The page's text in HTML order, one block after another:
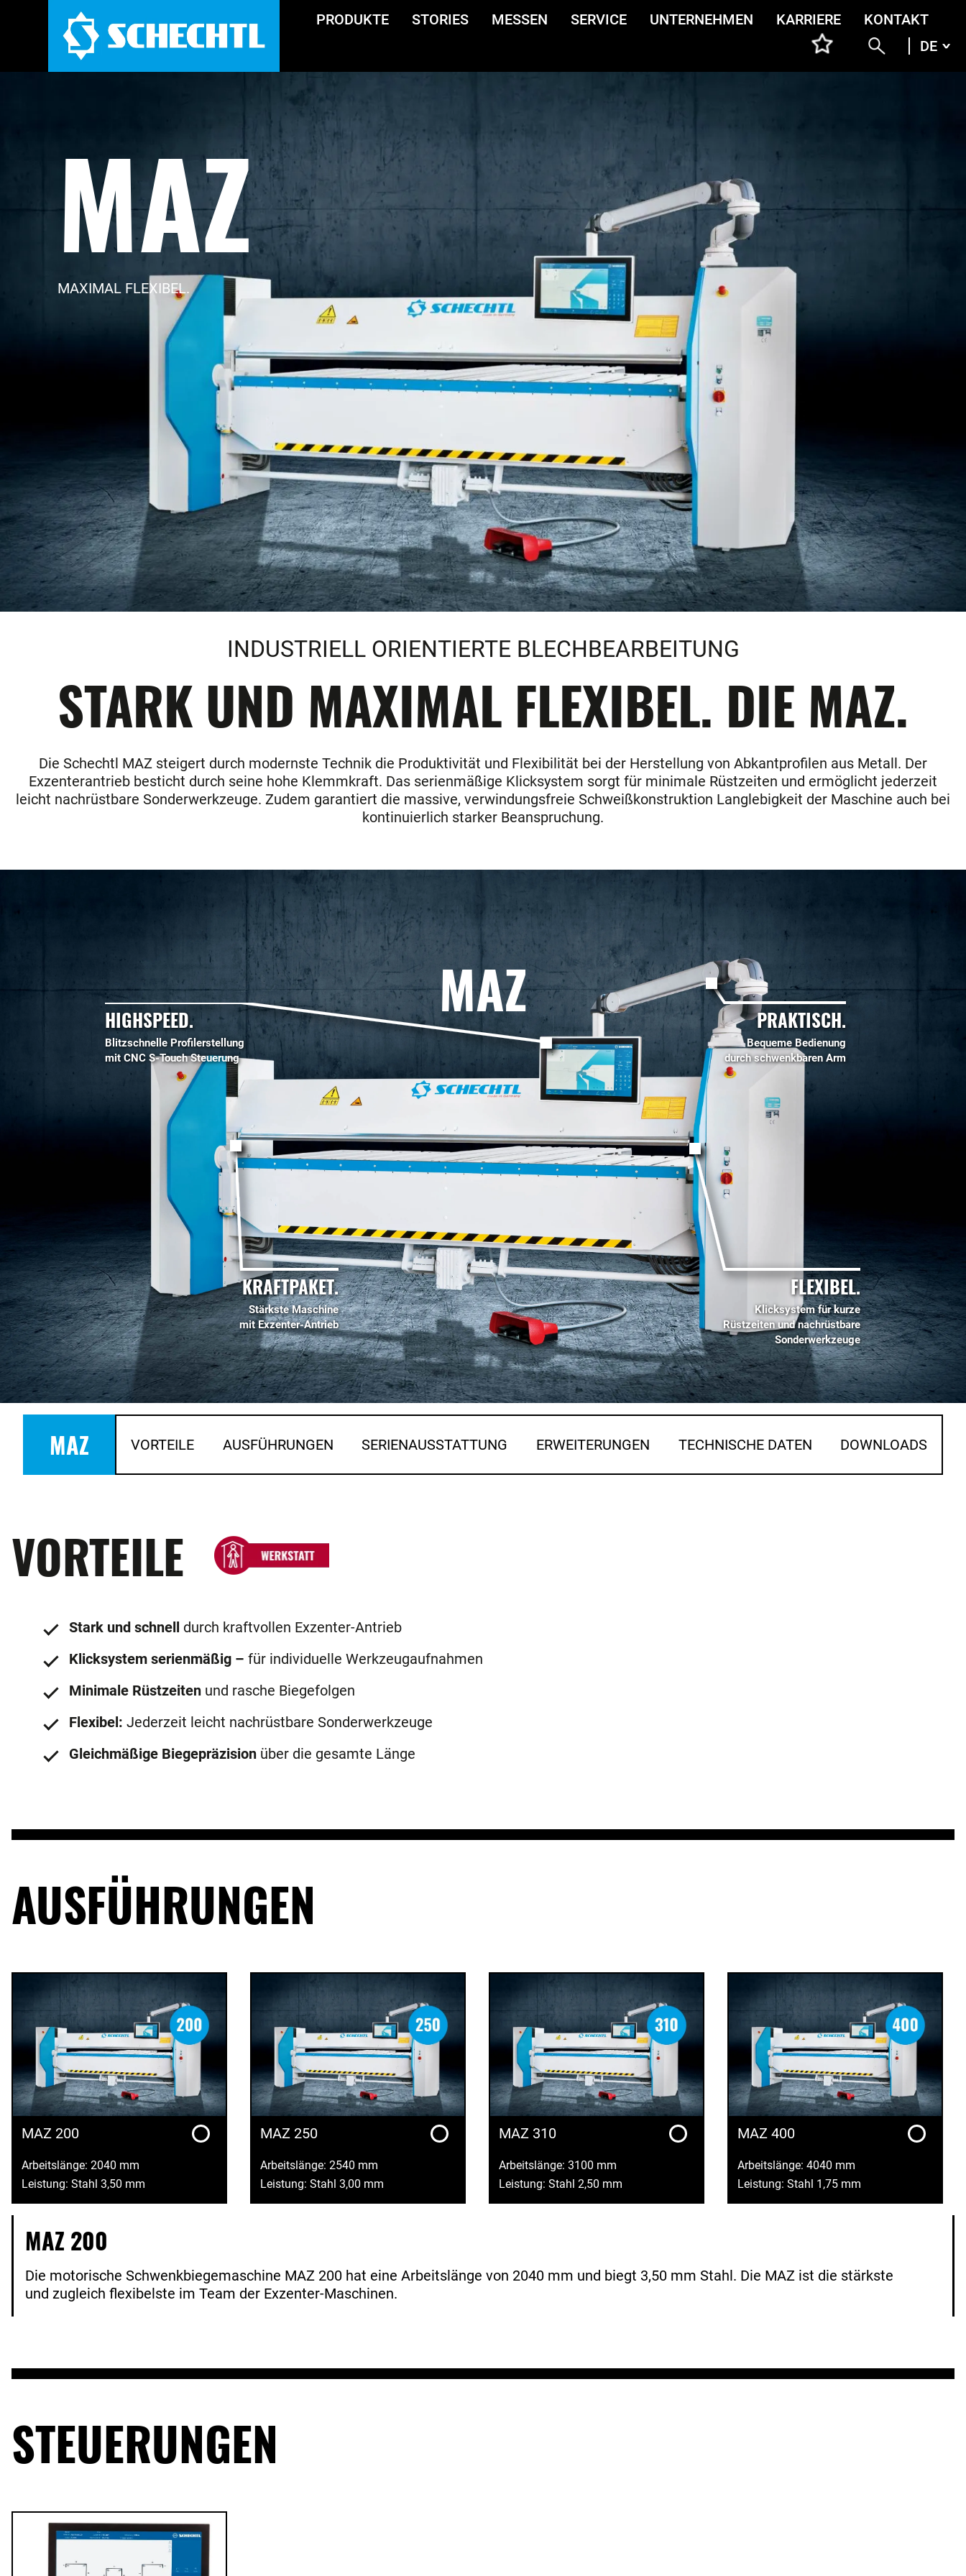
PRODUKTE STORIES MESSEN SERVICE UNTERNEHMEN KARRIERE
KONTAKT
DE
MAZ
MAXIMAL FLEXIBEL.
INDUSTRIELL ORIENTIERTE BLECHBEARBEITUNG
STARK UND MAXIMAL FLEXIBEL. DIE MAZ.
Die Schechtl MAZ steigert durch modernste Technik die Produktivität und Flexibilität bei der Herstellung von Abkantprofilen aus Metall. Der
Exzenterantrieb besticht durch seine hohe Klemmkraft. Das serienmäßige Klicksystem sorgt für minimale Rüstzeiten und ermöglicht jederzeit
leicht nachrüstbare Sonderwerkzeuge. Zudem garantiert die massive, verwindungsfreie Schweißkonstruktion Langlebigkeit der Maschine auch bei
kontinuierlich starker Beanspruchung.
MAZ
KRAFTPAKET.
Stärkste Maschine
mit Exzenter-Antrieb
HIGHSPEED.
Blitzschnelle Profilerstellung
mit CNC S-Touch Steuerung
PRAKTISCH.
Bequeme Bedienung
durch schwenkbaren Arm
FLEXIBEL.
Klicksystem für kurze
Rüstzeiten und nachrüstbare
Sonderwerkzeuge
MAZ VORTEILE AUSFÜHRUNGEN SERIENAUSSTATTUNG ERWEITERUNGEN TECHNISCHE DATEN DOWNLOADS
VORTEILE
Stark und schnell durch kraftvollen Exzenter-Antrieb
Klicksystem serienmäßig – für individuelle Werkzeugaufnahmen
Minimale Rüstzeiten und rasche Biegefolgen
Flexibel: Jederzeit leicht nachrüstbare Sonderwerkzeuge
Gleichmäßige Biegepräzision über die gesamte Länge
AUSFÜHRUNGEN
MAZ 200
Arbeitslänge: 2040 mm
Leistung: Stahl 3,50 mm
MAZ 250
Arbeitslänge: 2540 mm
Leistung: Stahl 3,00 mm
MAZ 310
Arbeitslänge: 3100 mm
Leistung: Stahl 2,50 mm
MAZ 400
Arbeitslänge: 4040 mm
Leistung: Stahl 1,75 mm
MAZ 200
Die motorische Schwenkbiegemaschine MAZ 200 hat eine Arbeitslänge von 2040 mm und biegt 3,50 mm Stahl. Die MAZ ist die stärkste
und zugleich flexibelste im Team der Exzenter-Maschinen.
STEUERUNGEN